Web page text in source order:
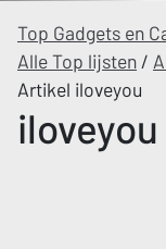
Top Gadgets en
Alle Top lijsten /
Artikel iloveyou
iloveyou